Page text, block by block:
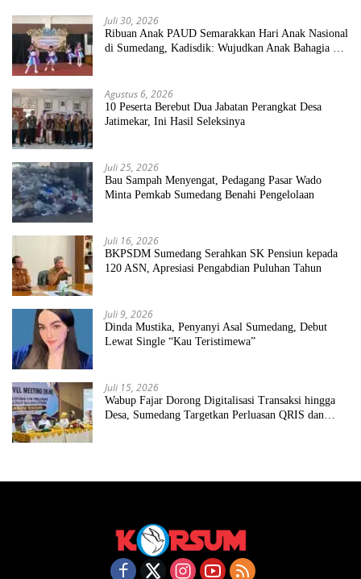
Juli 30, 2026
Ribuan Anak PAUD Semarakkan Hari Anak Nasional
di Sumedang, Kadisdik: Wujudkan Anak Bahagia dan
Agustus 6, 2026
10 Peserta Berebut Dua Jabatan Perangkat Desa
Jatimekar, Ini Hasil Seleksinya
Juli 25, 2026
Bau Sampah Menyengat, Pedagang Pasar Wado
Minta Pemkab Sumedang Benahi Pengelolaan
Juli 16, 2026
BKPSDM Sumedang Serahkan SK Pensiun kepada
120 ASN, Apresiasi Pengabdian Puluhan Tahun
Juli 9, 2026
Dinda Mustika, Penyanyi Asal Sumedang, Debut
Lewat Single “Kau Teristimewa”
Juli 15, 2026
Wabup Fajar Dorong Digitalisasi Transaksi hingga
Desa, Sumedang Targetkan Perluasan QRIS dan